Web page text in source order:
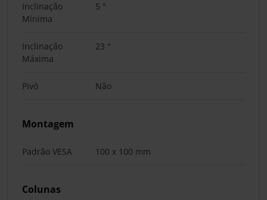
Inclinação
Mínima
5 °
Inclinação
Máxima
23 °
Pivô Não
Montagem
Padrão VESA 100 x 100 mm
Colunas